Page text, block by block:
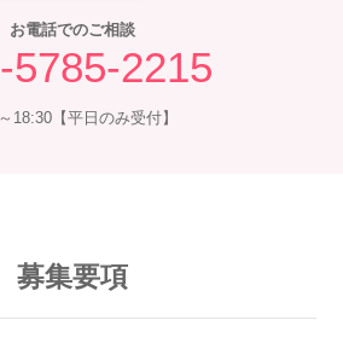
お電話でのご相談
5785-2215
18:30【平日のみ受付】
募集要項